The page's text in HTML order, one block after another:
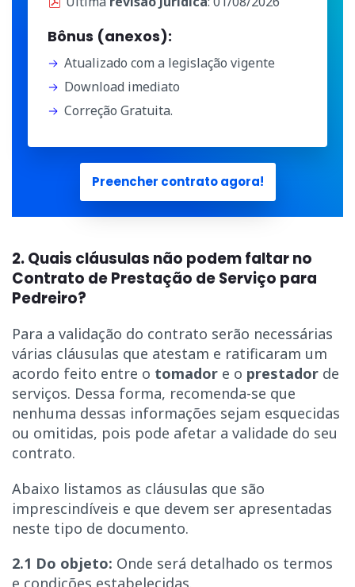
Bônus (anexos):
Atualizado com a legislação vigente
Download imediato
Correção Gratuita.
Preencher contrato agora!
2. Quais cláusulas não podem faltar no
Contrato de Prestação de Serviço para
Pedreiro?
Para a validação do contrato serão necessárias
várias cláusulas que atestam e ratificaram um
acordo feito entre o tomador e o prestador de
serviços. Dessa forma, recomenda-se que
nenhuma dessas informações sejam esquecidas
ou omitidas, pois pode afetar a validade do seu
contrato.
Abaixo listamos as cláusulas que são
imprescindíveis e que devem ser apresentadas
neste tipo de documento.
2.1 Do objeto: Onde será detalhado os termos